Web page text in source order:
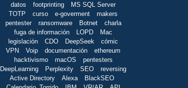
datos
footprinting
MS SQL Server
TOTP
curso e-goverment
makers
pentester
ransomware Botnet
charla
fuga de información
LOPD
Mac
legislación
CDO DeepSeek
cómic
VPN
Voip documentación
ethereum
hacktivismo
macOS
pentesters
DeepLearning
Perplexity SEO
reversing
Active Directory
Alexa
BlackSEO